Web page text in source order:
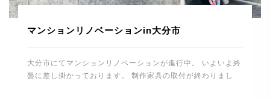
マンションリノベーションin大分市
大分市にてマンションリノベーションが進行中。 いよいよ終
盤に差し掛かっております。 制作家具の取付が終わりまし